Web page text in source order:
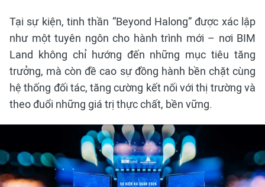
Tại sự kiện, tinh thần “Beyond Halong” được xác lập
như một tuyên ngôn cho hành trình mới – nơi BIM
Land không chỉ hướng đến những mục tiêu tăng
trưởng, mà còn đề cao sự đồng hành bền chặt cùng
hệ thống đối tác, tăng cường kết nối với thị trường và
theo đuổi những giá trị thực chất, bền vững.